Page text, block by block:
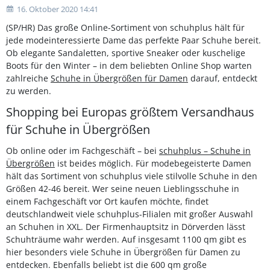
16. Oktober 2020 14:41
(SP/HR) Das große Online-Sortiment von schuhplus hält für
jede modeinteressierte Dame das perfekte Paar Schuhe bereit.
Ob elegante Sandaletten, sportive Sneaker oder kuschelige
Boots für den Winter – in dem beliebten Online Shop warten
zahlreiche Schuhe in Übergrößen für Damen darauf, entdeckt
zu werden.
Shopping bei Europas größtem Versandhaus
für Schuhe in Übergrößen
Ob online oder im Fachgeschäft – bei schuhplus – Schuhe in
Übergrößen ist beides möglich. Für modebegeisterte Damen
hält das Sortiment von schuhplus viele stilvolle Schuhe in den
Größen 42-46 bereit. Wer seine neuen Lieblingsschuhe in
einem Fachgeschäft vor Ort kaufen möchte, findet
deutschlandweit viele schuhplus-Filialen mit großer Auswahl
an Schuhen in XXL. Der Firmenhauptsitz in Dörverden lässt
Schuhträume wahr werden. Auf insgesamt 1100 qm gibt es
hier besonders viele Schuhe in Übergrößen für Damen zu
entdecken. Ebenfalls beliebt ist die 600 qm große